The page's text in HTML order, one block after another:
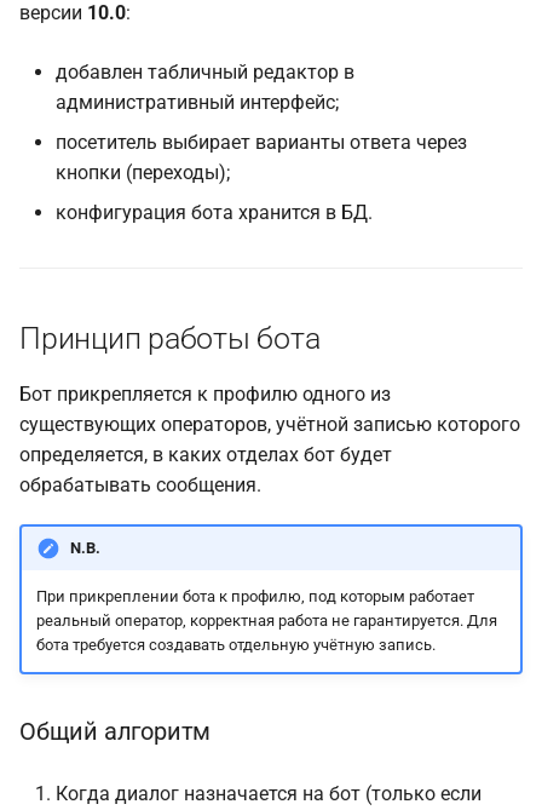
версии 10.0:
добавлен табличный редактор в
административный интерфейс;
посетитель выбирает варианты ответа через
кнопки (переходы);
конфигурация бота хранится в БД.
Принцип работы бота
Бот прикрепляется к профилю одного из
существующих операторов, учётной записью которого
определяется, в каких отделах бот будет
обрабатывать сообщения.
N.B.
При прикреплении бота к профилю, под которым работает
реальный оператор, корректная работа не гарантируется. Для
бота требуется создавать отдельную учётную запись.
Общий алгоритм
Когда диалог назначается на бот (только если